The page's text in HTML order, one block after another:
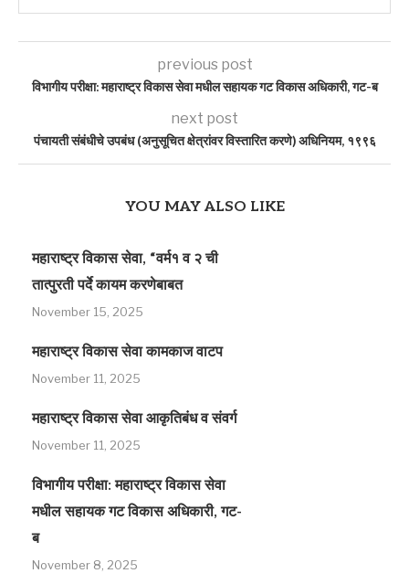
previous post
विभागीय परीक्षा: महाराष्ट्र विकास सेवा मधील सहायक गट विकास अधिकारी, गट-ब
next post
पंचायती संबंधीचे उपबंध (अनुसूचित क्षेत्रांवर विस्तारित करणे) अधिनियम, १९९६
YOU MAY ALSO LIKE
महाराष्ट्र विकास सेवा, “वर्म१ व २ ची
तात्पुरती पर्दे कायम करणेबाबत
November 15, 2025
महाराष्ट्र विकास सेवा कामकाज वाटप
November 11, 2025
महाराष्ट्र विकास सेवा आकृतिबंध व संवर्ग
November 11, 2025
विभागीय परीक्षा: महाराष्ट्र विकास सेवा
मधील सहायक गट विकास अधिकारी, गट-
ब
November 8, 2025